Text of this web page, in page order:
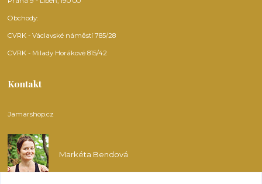
Obchody:
CVRK - Václavské náměstí 785/28
CVRK - Milady Horákové 815/42
Kontakt
Jamarshop.cz
Markéta Bendová